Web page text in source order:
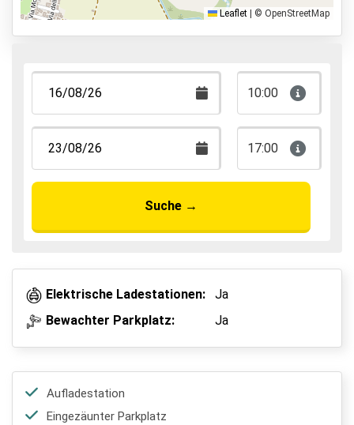
Valet Parken
Park & Walk
Leaflet © OpenStreetMap
10:00
17:00
Suche →
Elektrische Ladestationen:
Ja
Bewachter Parkplatz:
Ja
Aufladestation
Eingezäunter Parkplatz